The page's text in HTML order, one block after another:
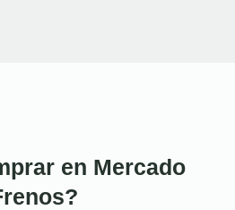
en Mercado